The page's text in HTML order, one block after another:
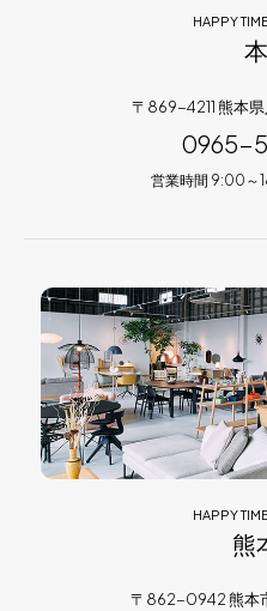
HAPPY
〒869-4211 熊本
0965-
営業時間 9:00～
HAPPY
熊
〒862-0942 熊本